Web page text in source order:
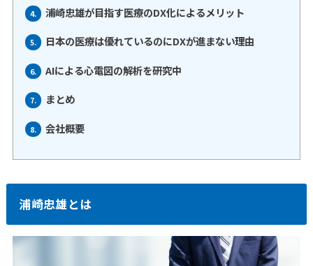
4. 浦崎忠雄が目指す医療のDX化によるメリット
5. 日本の医療は優れているのにDXが進まない理由
6. AIによる心電図の解析を研究中
7. まとめ
8. 会社概要
浦崎忠雄とは